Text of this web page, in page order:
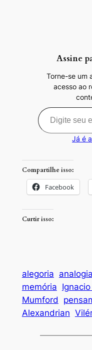
Assine
Torne-se um
acesso ao
Digite seu e-mail…
Já é
Compartilhe isso:
Facebook
Curtir isso:
alegoria analogia
memória
Mumford
Alexandrian